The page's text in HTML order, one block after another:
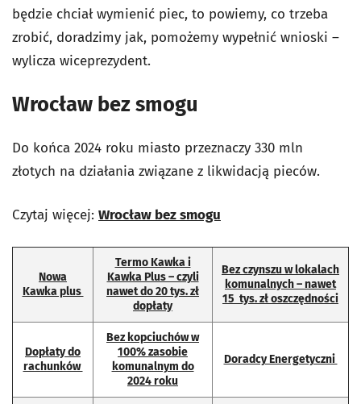
będzie chciał wymienić piec, to powiemy, co trzeba
zrobić, doradzimy jak, pomożemy wypełnić wnioski –
wylicza wiceprezydent.
Wrocław bez smogu
Do końca 2024 roku miasto przeznaczy 330 mln
złotych na działania związane z likwidacją pieców.
Czytaj więcej: Wrocław bez smogu
Nowa
Kawka plus
Termo Kawka i
Kawka Plus – czyli
nawet do 20 tys. zł
dopłaty
Bez czynszu w lokalach
komunalnych – nawet
15 tys. zł oszczędności
Dopłaty do
rachunków
Bez kopciuchów w
100% zasobie
komunalnym do
2024 roku
Doradcy Energetyczni